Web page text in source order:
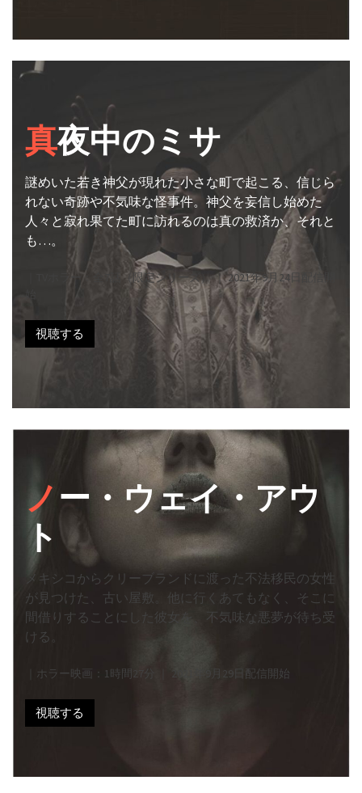
真夜中のミサ
謎めいた若き神父が現れた小さな町で起こる、信じら
れない奇跡や不気味な怪事件。神父を妄信し始めた
人々と寂れ果てた町に訪れるのは真の救済か、それと
も…。
｜TVホラー：全7話（限定シリーズ） ｜ 2021年9月24日配信開
視聴する
ノ ー・ウェイ・アウ
ト
メキシコからクリーブランドに渡った不法移民の女性
が見つけた、古い屋敷。他に行くあてもなく、そこに
間借りすることにした彼女を、不気味な悪夢が待ち受
ける。
｜ホラー映画：1時間27分 ｜ 2021年9月29日配信開始
視聴する